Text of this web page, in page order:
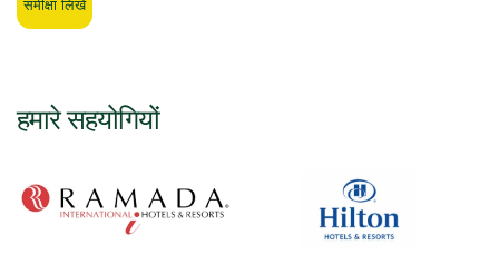
समीक्षा लिखें
हमारे सहयोगियों